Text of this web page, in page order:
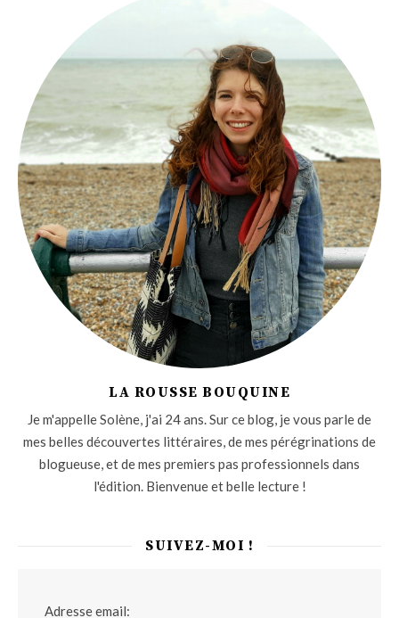
LA ROUSSE BOUQUINE
Je m'appelle Solène, j'ai 24 ans. Sur ce blog, je vous parle de
mes belles découvertes littéraires, de mes pérégrinations de
blogueuse, et de mes premiers pas professionnels dans
l'édition. Bienvenue et belle lecture !
SUIVEZ-MOI !
Adresse email: